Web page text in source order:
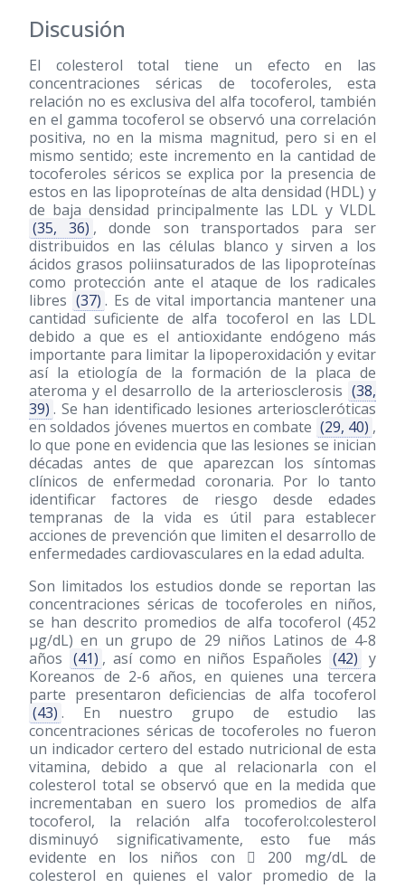
Discusión
El colesterol total tiene un efecto en las
concentraciones séricas de tocoferoles, esta
relación no es exclusiva del alfa tocoferol, también
en el gamma tocoferol se observó una correlación
positiva, no en la misma magnitud, pero si en el
mismo sentido; este incremento en la cantidad de
tocoferoles séricos se explica por la presencia de
estos en las lipoproteínas de alta densidad (HDL) y
de baja densidad principalmente las LDL y VLDL
(35, 36) , donde son transportados para ser
distribuidos en las células blanco y sirven a los
ácidos grasos poliinsaturados de las lipoproteínas
como protección ante el ataque de los radicales
libres (37) . Es de vital importancia mantener una
cantidad suficiente de alfa tocoferol en las LDL
debido a que es el antioxidante endógeno más
importante para limitar la lipoperoxidación y evitar
así la etiología de la formación de la placa de
ateroma y el desarrollo de la arteriosclerosis (38,
39) . Se han identificado lesiones arterioscleróticas
en soldados jóvenes muertos en combate (29, 40) ,
lo que pone en evidencia que las lesiones se inician
décadas antes de que aparezcan los síntomas
clínicos de enfermedad coronaria. Por lo tanto
identificar factores de riesgo desde edades
tempranas de la vida es útil para establecer
acciones de prevención que limiten el desarrollo de
enfermedades cardiovasculares en la edad adulta.
Son limitados los estudios donde se reportan las
concentraciones séricas de tocoferoles en niños,
se han descrito promedios de alfa tocoferol (452
μg/dL) en un grupo de 29 niños Latinos de 4-8
años (41) , así como en niños Españoles (42) y
Koreanos de 2-6 años, en quienes una tercera
parte presentaron deficiencias de alfa tocoferol
(43) . En nuestro grupo de estudio las
concentraciones séricas de tocoferoles no fueron
un indicador certero del estado nutricional de esta
vitamina, debido a que al relacionarla con el
colesterol total se observó que en la medida que
incrementaban en suero los promedios de alfa
tocoferol, la relación alfa tocoferol:colesterol
disminuyó significativamente, esto fue más
evidente en los niños con  200 mg/dL de
colesterol en quienes el valor promedio de la